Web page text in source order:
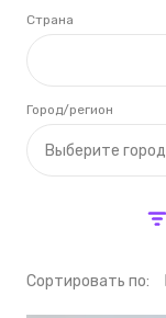
Страна
Выберите город
Город/регион
Cортировать по: